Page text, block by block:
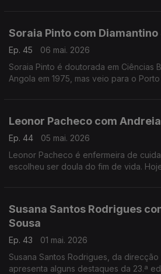
Soraia Pinto com Diamantino
Ep. 45
06 mai. 2026
Soraia Pinto é doutorada em Ciências
Angola em 1975, mas veio para o
Leonor Pacheco com
Ep. 44
05 mai. 2026
Leonor Pacheco é enfermeira de
escolheu ser doula do fim de vida.
Susana Santos Rodrigues
Sousa
Ep. 43
01 mai. 2026
Susana Santos Rodrigues, da direcção
apresenta alguns destaques da 23.ª